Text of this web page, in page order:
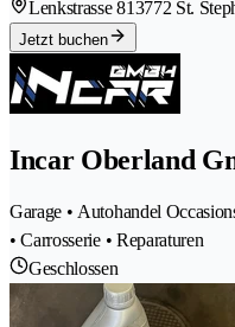
Lenkstrasse 813772 St.
Jetzt buchen
Incar Oberland
Garage • Autohandel
• Carrosserie • Reparaturen
Geschlossen